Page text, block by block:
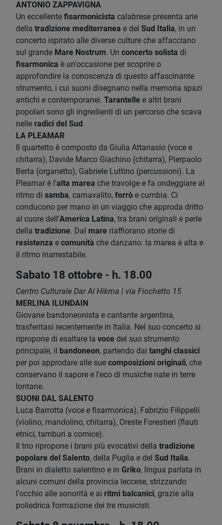
ANTONIO ZAPPAVIGNA
Un eccellente fisarmonicista calabrese presenta arie
della tradizione mediterranea e del Sud Italia, in un
concerto ispirato alle diverse culture che affacciano
sul grande Mare Nostrum. Un concerto solista di
fisarmonica è un'occasione per scoprire o
approfondire la conoscenza di questo affascinante
strumento, i cui suoni disegnano nella memoria spazi
antichi e contemporanei. Tarantelle e altri brani
popolari sono gli ingredienti di un percorso che scava
nelle radici del Sud .
LA PLEAMAR
Il quartetto è composto da Giulia Attanasio (voce e
chitarra), Davide Marco Giachino (chitarra), Pierpaolo
Berta (organetto), Gabriele Luttino (percussioni). La
Pleamar è l'alta marea che travolge e fa ondeggiare al
ritmo di samba, carnavalito, forrò e cumbia. Ci
conducono per mano in un viaggio che approda dritto
al cuore dell’America Latina, tra brani originali e perle
della tradizione. Dal mare riaffiorano storie di
resistenza e comunità che danzano: la marea è alta e
il ritmo inarrestabile.
Sabato 18 ottobre - h. 18.00
Centro Culturale Dar Al Hikma | via Fiochetto 15
MERLINA ILUNDAIN
Giovane bandoneonista e cantante argentina,
trasferitasi recentemente in Italia. Nel suo concerto si
ripropone di esaltare la voce del suo strumento
principale, il
bandoneon, partendo dai tanghi classici
per poi approdare alle sue composizioni originali, che
conservano il sapore e l'eco di musiche nate in terre
lontane.
SUONI DAL SALENTO
Luca Barrotta (voce e fisarmonica), Fabrizio Filippelli
(violino, mandolino, chitarra), Oreste Forestieri (flauti
etnici, tamburi a cornice).
Il trio ripropone i brani più evocativi della tradizione
popolare del Salento, della Puglia e del Sud Italia.
Brani in dialetto salentino e in Griko, lingua parlata in
alcuni comuni della provincia leccese, strizzando
l'occhio alle sonorità e ai ritmi balcanici, grazie alla
poliedrica formazione dei tre musicisti.